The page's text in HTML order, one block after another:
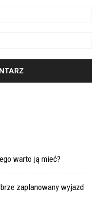
warto ją mieć?
zaplanowany wyjazd